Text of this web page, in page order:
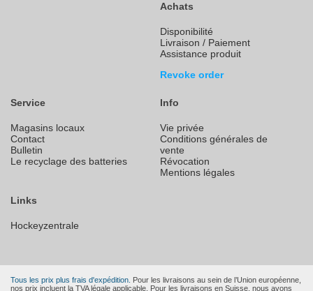
Achats
Disponibilité
Livraison / Paiement
Assistance produit
Revoke order
Service
Magasins locaux
Contact
Bulletin
Le recyclage des batteries
Info
Vie privée
Conditions générales de
vente
Révocation
Mentions légales
Links
Hockeyzentrale
Tous les prix plus frais d'expédition. Pour les livraisons au sein de l’Union européenne,
nos prix incluent la TVA légale applicable. Pour les livraisons en Suisse, nous avons